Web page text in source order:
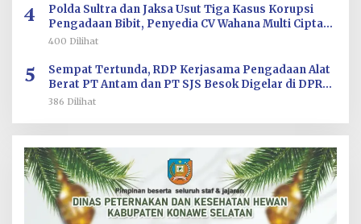
4
Polda Sultra dan Jaksa Usut Tiga Kasus Korupsi
Pengadaan Bibit, Penyedia CV Wahana Multi Cipta
Terperiksa
400 Dilihat
5
Sempat Tertunda, RDP Kerjasama Pengadaan Alat
Berat PT Antam dan PT SJS Besok Digelar di DPRD
Sultra
386 Dilihat